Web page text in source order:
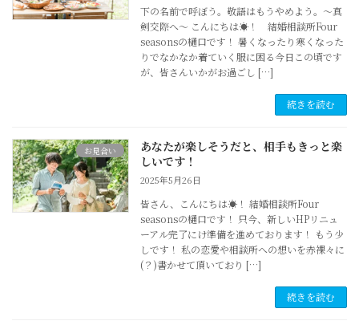
下の名前で呼ぼう。敬語はもうやめよう。～真
剣交際へ～ こんにちは☀！ 結婚相談所Four
seasonsの樋口です！ 暑くなったり寒くなった
りでなかなか着ていく服に困る今日この頃です
が、皆さんいかがお過ごし […]
続きを読む
お見合い
あなたが楽しそうだと、相手もきっと楽
しいです！
2025年5月26日
皆さん、こんにちは☀！ 結婚相談所Four
seasonsの樋口です！ 只今、新しいHPリニュ
ーアル完了にけ準備を進めております！ もう少
しです！ 私の恋愛や相談所への想いを赤裸々に
(？)書かせて頂いており […]
続きを読む